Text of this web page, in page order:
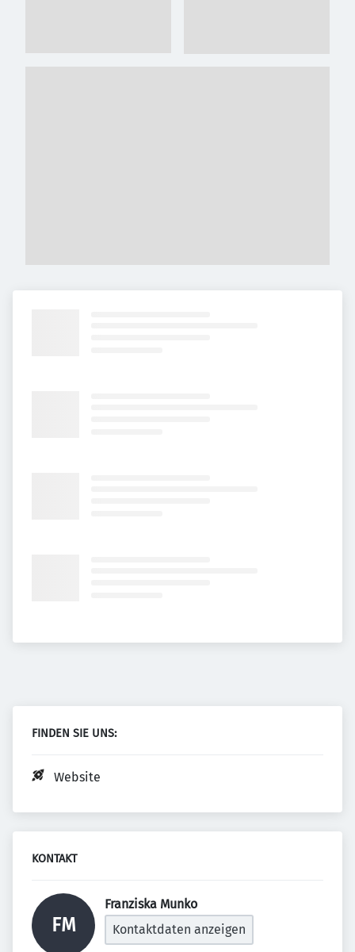
FINDEN SIE UNS:
Website
KONTAKT
FM
Franziska Munko
Kontaktdaten anzeigen